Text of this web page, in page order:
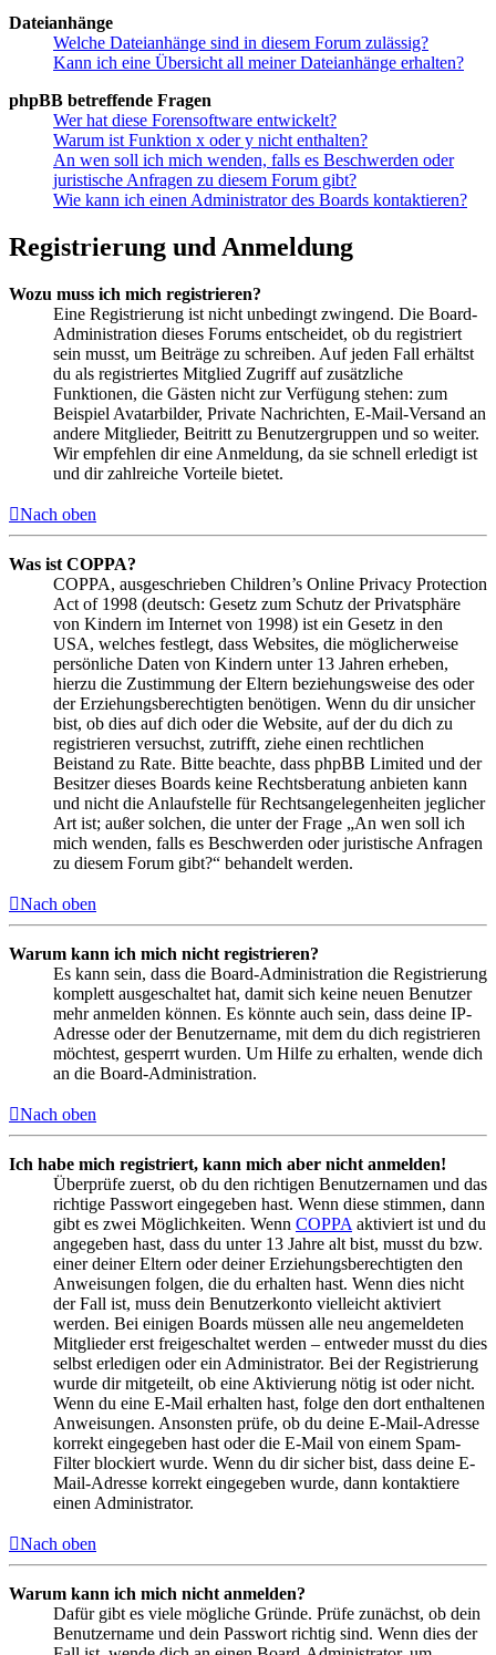
Dateianhänge
Welche Dateianhänge sind in diesem Forum zulässig?
Kann ich eine Übersicht all meiner Dateianhänge erhalten?
phpBB betreffende Fragen
Wer hat diese Forensoftware entwickelt?
Warum ist Funktion x oder y nicht enthalten?
An wen soll ich mich wenden, falls es Beschwerden oder
juristische Anfragen zu diesem Forum gibt?
Wie kann ich einen Administrator des Boards kontaktieren?
Registrierung und Anmeldung
Wozu muss ich mich registrieren?
Eine Registrierung ist nicht unbedingt zwingend. Die Board-
Administration dieses Forums entscheidet, ob du registriert
sein musst, um Beiträge zu schreiben. Auf jeden Fall erhältst
du als registriertes Mitglied Zugriff auf zusätzliche
Funktionen, die Gästen nicht zur Verfügung stehen: zum
Beispiel Avatarbilder, Private Nachrichten, E-Mail-Versand an
andere Mitglieder, Beitritt zu Benutzergruppen und so weiter.
Wir empfehlen dir eine Anmeldung, da sie schnell erledigt ist
und dir zahlreiche Vorteile bietet.
Nach oben
Was ist COPPA?
COPPA, ausgeschrieben Children’s Online Privacy Protection
Act of 1998 (deutsch: Gesetz zum Schutz der Privatsphäre
von Kindern im Internet von 1998) ist ein Gesetz in den
USA, welches festlegt, dass Websites, die möglicherweise
persönliche Daten von Kindern unter 13 Jahren erheben,
hierzu die Zustimmung der Eltern beziehungsweise des oder
der Erziehungsberechtigten benötigen. Wenn du dir unsicher
bist, ob dies auf dich oder die Website, auf der du dich zu
registrieren versuchst, zutrifft, ziehe einen rechtlichen
Beistand zu Rate. Bitte beachte, dass phpBB Limited und der
Besitzer dieses Boards keine Rechtsberatung anbieten kann
und nicht die Anlaufstelle für Rechtsangelegenheiten jeglicher
Art ist; außer solchen, die unter der Frage „An wen soll ich
mich wenden, falls es Beschwerden oder juristische Anfragen
zu diesem Forum gibt?“ behandelt werden.
Nach oben
Warum kann ich mich nicht registrieren?
Es kann sein, dass die Board-Administration die Registrierung
komplett ausgeschaltet hat, damit sich keine neuen Benutzer
mehr anmelden können. Es könnte auch sein, dass deine IP-
Adresse oder der Benutzername, mit dem du dich registrieren
möchtest, gesperrt wurden. Um Hilfe zu erhalten, wende dich
an die Board-Administration.
Nach oben
Ich habe mich registriert, kann mich aber nicht anmelden!
Überprüfe zuerst, ob du den richtigen Benutzernamen und das
richtige Passwort eingegeben hast. Wenn diese stimmen, dann
gibt es zwei Möglichkeiten. Wenn COPPA aktiviert ist und du
angegeben hast, dass du unter 13 Jahre alt bist, musst du bzw.
einer deiner Eltern oder deiner Erziehungsberechtigten den
Anweisungen folgen, die du erhalten hast. Wenn dies nicht
der Fall ist, muss dein Benutzerkonto vielleicht aktiviert
werden. Bei einigen Boards müssen alle neu angemeldeten
Mitglieder erst freigeschaltet werden – entweder musst du dies
selbst erledigen oder ein Administrator. Bei der Registrierung
wurde dir mitgeteilt, ob eine Aktivierung nötig ist oder nicht.
Wenn du eine E-Mail erhalten hast, folge den dort enthaltenen
Anweisungen. Ansonsten prüfe, ob du deine E-Mail-Adresse
korrekt eingegeben hast oder die E-Mail von einem Spam-
Filter blockiert wurde. Wenn du dir sicher bist, dass deine E-
Mail-Adresse korrekt eingegeben wurde, dann kontaktiere
einen Administrator.
Nach oben
Warum kann ich mich nicht anmelden?
Dafür gibt es viele mögliche Gründe. Prüfe zunächst, ob dein
Benutzername und dein Passwort richtig sind. Wenn dies der